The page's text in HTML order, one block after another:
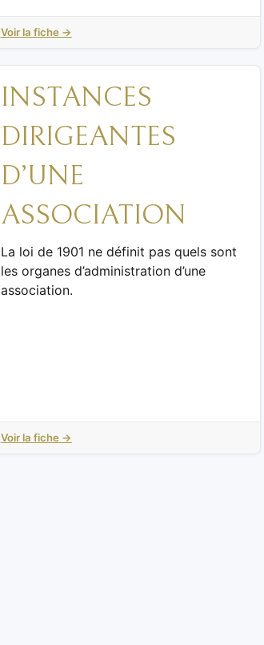
Voir la fiche →
INSTANCES
DIRIGEANTES
D’UNE
ASSOCIATION
La loi de 1901 ne définit pas quels sont
les organes d’administration d’une
association.
Voir la fiche →